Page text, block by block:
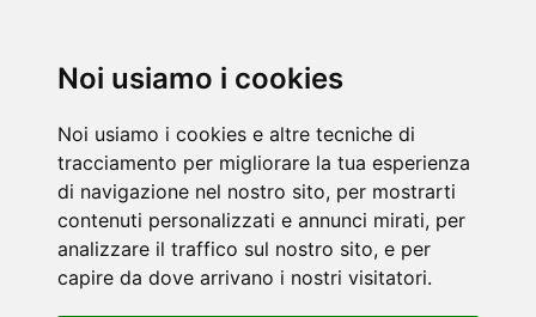
Noi usiamo i cookies
Noi usiamo i cookies e altre tecniche di
tracciamento per migliorare la tua esperienza
di navigazione nel nostro sito, per mostrarti
contenuti personalizzati e annunci mirati, per
analizzare il traffico sul nostro sito, e per
capire da dove arrivano i nostri visitatori.